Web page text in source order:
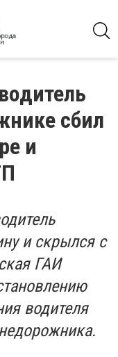
сбил
и
и скрылся с
ГАИ
водителя